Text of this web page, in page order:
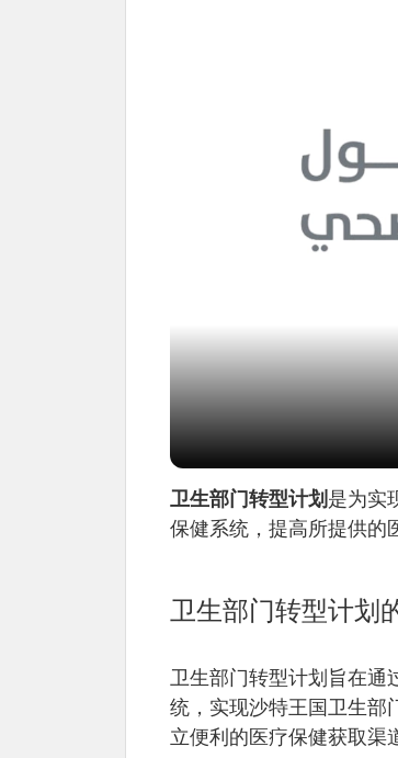
卫生部门转型计划是为实
保健系统，提高所提供的
卫生部门转型计划
卫生部门转型计划旨在通
统，实现沙特王国卫生部
立便利的医疗保健获取渠